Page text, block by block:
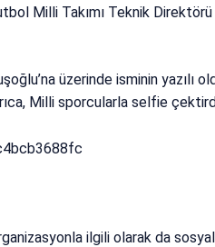
Milli Takımı Teknik
üzerinde isminin yazılı
Milli sporcularla selfie
ilgili olarak da